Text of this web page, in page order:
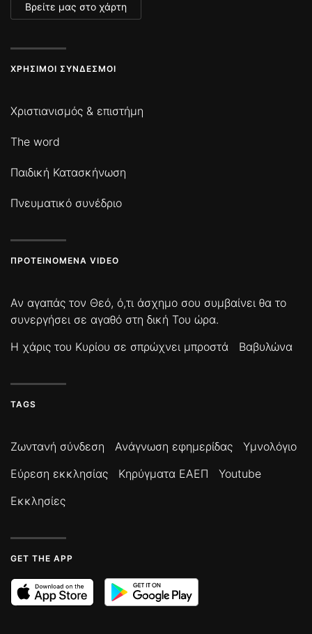
Βρείτε μας στο χάρτη
ΧΡΉΣΙΜΟΙ ΣΎΝΔΕΣΜΟΙ
Χριστιανισμός & επιστήμη
The word
Παιδική Κατασκήνωση
Πνευματικό συνέδριο
ΠΡΟΤΕΙΝΌΜΕΝΑ VIDEO
Αν αγαπάς τον Θεό, ό,τι άσχημο σου συμβαίνει θα το
συνεργήσει σε αγαθό στη δική Του ώρα.
Η χάρις του Κυρίου σε σπρώχνει μπροστά
Βαβυλώνα
TAGS
Ζωντανή σύνδεση Ανάγνωση εφημερίδας
Υμνολόγιο
Εύρεση εκκλησίας
Κηρύγματα ΕΑΕΠ
Youtube
Εκκλησίες
GET THE APP